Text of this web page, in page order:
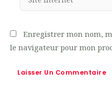
Internet
Enregistrer mon nom,
le navigateur pour mon